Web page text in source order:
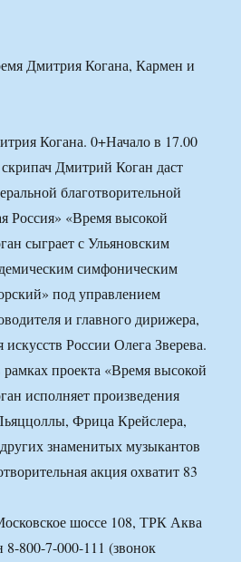
Когана. 0+Начало в 17.00
Дмитрий Коган даст
благотворительной
Россия» «Время высокой
сыграет с Ульяновским
симфоническим
под управлением
и главного дирижера,
искусств России Олега Зверева.
проекта «Время высокой
исполняет произведения
Фрица Крейслера,
знаменитых музыкантов
акция охватит 83
шоссе 108, ТРК Аква
800-7-000-111 (звонок